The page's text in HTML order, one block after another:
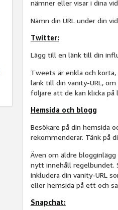
nämner eller visar i dina
Nämn din URL under din
Twitter:
Lägg till en länk till din
Tweets är enkla och
länk till din vanity-URL,
följare att de kan klicka på
Hemsida och blogg
Besökare på din hemsida
rekommenderar. Tänk på
Även om äldre
nytt innehåll regelbundet.
inkludera din vanity-URL
eller hemsida på ett och
Snapchat: